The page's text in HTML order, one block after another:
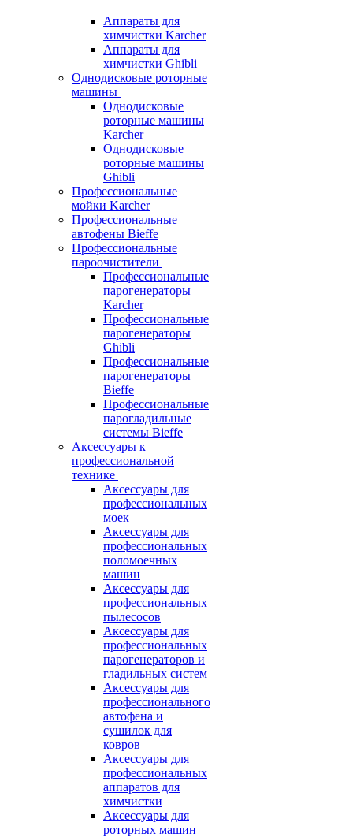
Аппараты для
химчистки Karcher
Аппараты для
химчистки Ghibli
Однодисковые роторные
машины
Однодисковые
роторные машины
Karcher
Однодисковые
роторные машины
Ghibli
Профессиональные
мойки Karcher
Профессиональные
автофены Bieffe
Профессиональные
пароочистители
Профессиональные
парогенераторы
Karcher
Профессиональные
парогенераторы
Ghibli
Профессиональные
парогенераторы
Bieffe
Профессиональные
парогладильные
системы Bieffe
Аксессуары к
профессиональной
технике
Аксессуары для
профессиональных
моек
Аксессуары для
профессиональных
поломоечных
машин
Аксессуары для
профессиональных
пылесосов
Аксессуары для
профессиональных
парогенераторов и
гладильных систем
Аксессуары для
профессионального
автофена и
сушилок для
ковров
Аксессуары для
профессиональных
аппаратов для
химчистки
Аксессуары для
роторных машин